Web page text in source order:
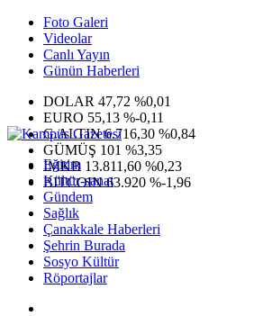
Foto Galeri
Videolar
Canlı Yayın
Günün Haberleri
DOLAR 47,72 %0,01
EURO 55,13 %-0,11
G.ALTIN6.716,30 %0,84
GÜMÜŞ 101 %3,35
IMKB 13.811,60 %0,23
BITCOIN63.920 %-1,96
Eğitim
Kültür-sanat
Gündem
Sağlık
Çanakkale Haberleri
Şehrin Burada
Sosyo Kültür
Röportajlar